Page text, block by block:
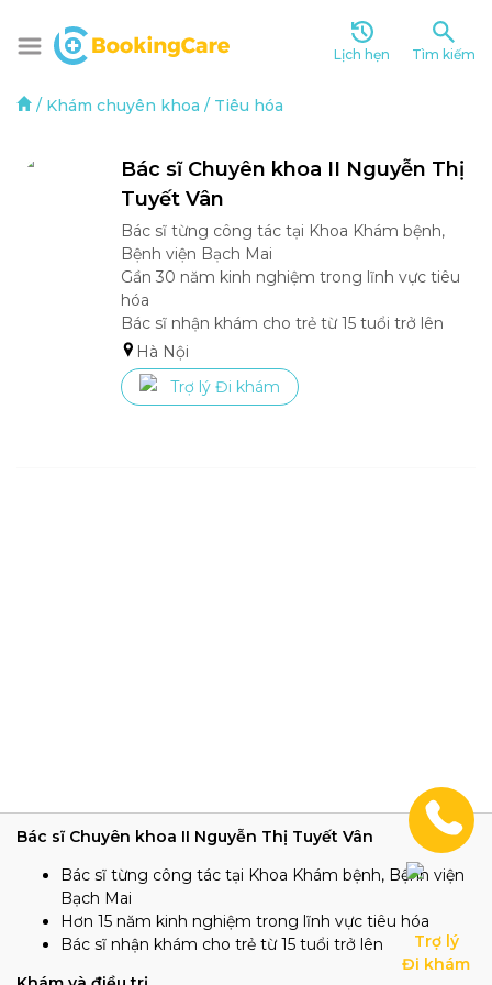
Lịch hẹn Tìm kiếm
/ Khám chuyên khoa / Tiêu hóa
Bác sĩ Chuyên khoa II Nguyễn Thị
Tuyết Vân
Bác sĩ từng công tác tại Khoa Khám bệnh,
Bệnh viện Bạch Mai
Gần 30 năm kinh nghiệm trong lĩnh vực tiêu
hóa
Bác sĩ nhận khám cho trẻ từ 15 tuổi trở lên
Hà Nội
Trợ lý Đi khám
Bác sĩ Chuyên khoa II Nguyễn Thị Tuyết Vân
Bác sĩ từng công tác tại Khoa Khám bệnh, Bệnh viện
Bạch Mai
Hơn 15 năm kinh nghiệm trong lĩnh vực tiêu hóa
Bác sĩ nhận khám cho trẻ từ 15 tuổi trở lên
Trợ lý
Đi khám